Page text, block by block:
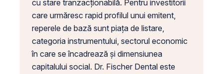
cu stare tranzacționabilă. Pentru investitorii
care urmăresc rapid profilul unui emitent,
reperele de bază sunt piața de listare,
categoria instrumentului, sectorul economic
în care se încadrează și dimensiunea
capitalului social. Dr. Fischer Dental este